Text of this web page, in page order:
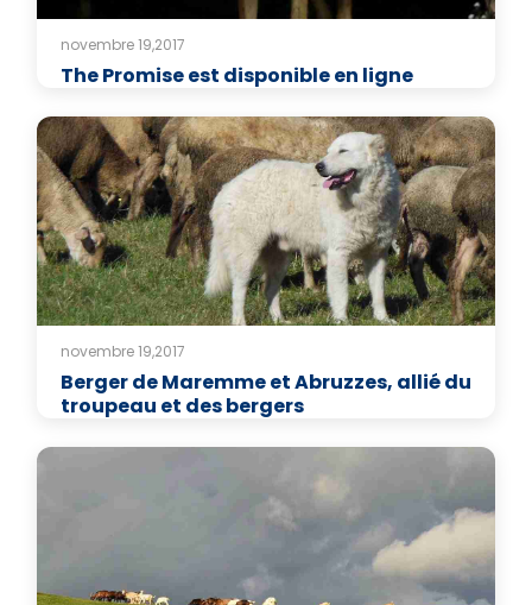
novembre 19,2017
The Promise est disponible en ligne
novembre 19,2017
Berger de Maremme et Abruzzes, allié du
troupeau et des bergers